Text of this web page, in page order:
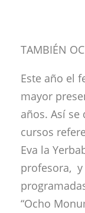
TAMBIÉN
Este año el
mayor
años. Así
cursos
Eva la
profesora, y
“Ocho